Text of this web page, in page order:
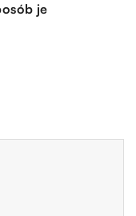
je